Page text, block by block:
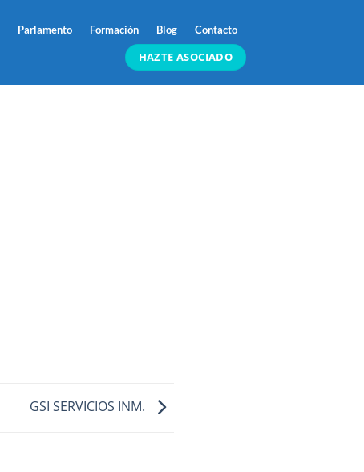
Parlamento Formación Blog Contacto
HAZTE ASOCIADO
GSI SERVICIOS INM.